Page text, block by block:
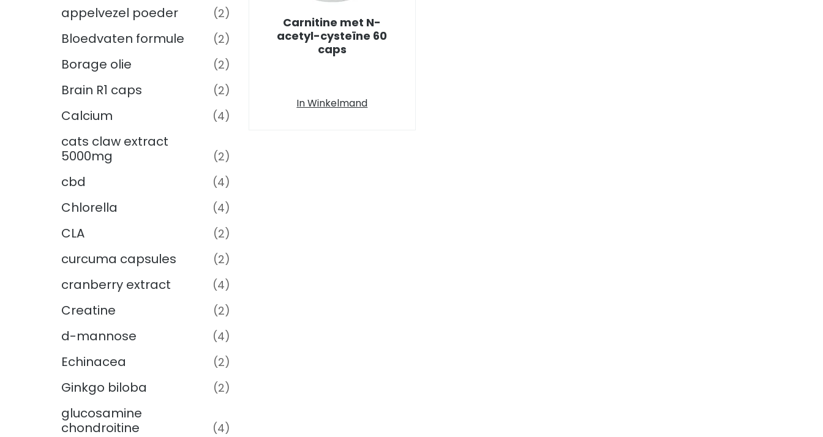
appelvezel poeder (2)
Bloedvaten formule (2)
Borage olie (2)
Brain R1 caps (2)
Calcium (4)
cats claw extract
5000mg
(2)
cbd (4)
Chlorella (4)
CLA (2)
curcuma capsules (2)
cranberry extract (4)
Creatine (2)
d-mannose (4)
Echinacea (2)
Ginkgo biloba (2)
glucosamine
chondroitine
(4)
Carnitine met N-
acetyl-cysteïne 60
caps
In Winkelmand